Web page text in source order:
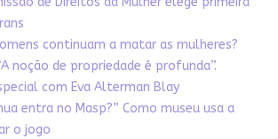
continuam a matar as mulheres?
noção de propriedade é profunda”.
com Eva Alterman Blay
entra no Masp?” Como museu usa a
o jogo